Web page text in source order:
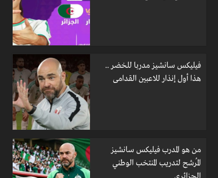
فيليكس سانشيز مدربا للخضر ..
هذا أول إنذار للاعبين القدامى
من هو المدرب فيليكس سانشيز
المُرشح لتدريب المنتخب الوطني